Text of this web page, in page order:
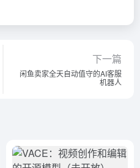
下一篇
闲鱼卖家全天自动值守的AI客服
机器人